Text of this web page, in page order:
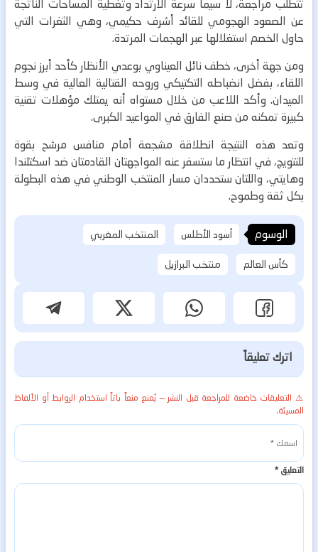
تتطلب مراجعة، لا سيما سرعة الارتداد وتغطية المساحات الناتجة
عن الصعود الهجومي للقائد أشرف حكيمي، وهي الثغرات التي
حاول الخصم استغلالها عبر الهجمات المرتدة.
ومن جهة أخرى، خطف نائل العيناوي بوعدي الأنظار كأحد أبرز نجوم
اللقاء، بفضل انضباطه التكتيكي وروحه القتالية العالية في وسط
الميدان. وأكد اللاعب من خلال مستواه أنه يمتلك مؤهلات تقنية
كبيرة تمكنه من صنع الفارق في المواعيد الكبرى.
وتعد هذه النتيجة انطلاقة مشجعة أمام منافس مرشح بقوة
للتتويج، في انتظار ما ستسفر عنه المواجهتان القادمتان ضد اسكتلندا
وهايتي، واللتان ستحددان مسار المنتخب الوطني في هذه البطولة
بكل ثقة وطموح.
الوسوم أسود الأطلس
المنتخب المغربي
كأس العالم
منتخب البرازيل
اترك تعليقاً
⚠️ التعليقات خاضعة للمراجعة قبل النشر — يُمنع منعاً باتاً استخدام الروابط أو الألفاظ
المسيئة.
التعليق*